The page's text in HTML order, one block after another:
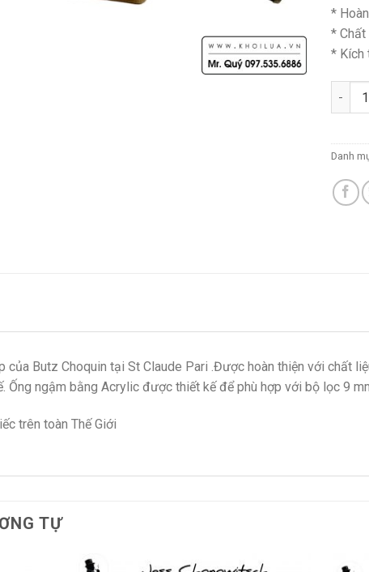
*
* Chất
* Kích
Danh
của Butz Choquin tại St Claude Pari .Được hoàn thiện với chất
Ống ngậm bằng Acrylic được thiết kế để phù hợp với bộ lọc 9
trên toàn Thế Giới
TỰ